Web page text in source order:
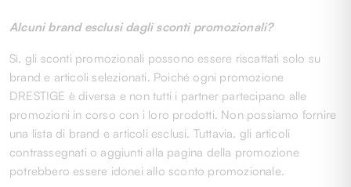
Alcuni brand esclusi dagli sconti promozionali?
Sì, gli sconti promozionali possono essere riscattati solo su
brand e articoli selezionati. Poiché ogni promozione
DRESTIGE è diversa e non tutti i partner partecipano alle
promozioni in corso con i loro prodotti. Non possiamo fornire
una lista di brand e articoli esclusi. Tuttavia, gli articoli
contrassegnati o aggiunti alla pagina della promozione
potrebbero essere idonei allo sconto promozionale.